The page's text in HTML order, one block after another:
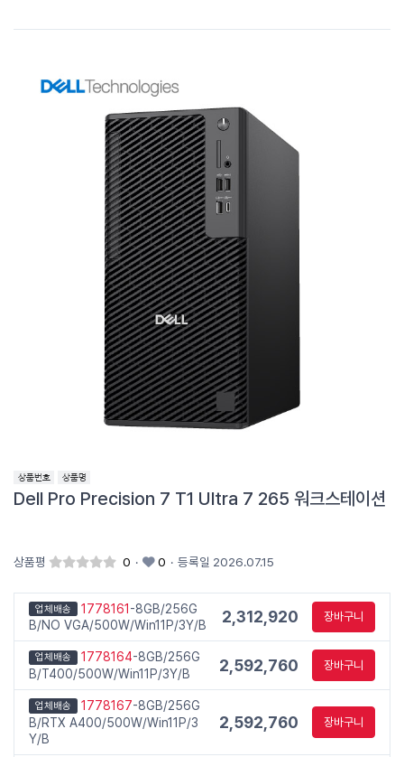
Dell Pro Precision 7 T1 Ultra 7 265 워크스테이션
상품평 0 · 0 · 등록일 2026.07.15
업체배송 1778161-8GB/256G
B/NO VGA/500W/Win11P/3Y/B
2,312,920 장바구니
업체배송 1778164-8GB/256G
B/T400/500W/Win11P/3Y/B
2,592,760 장바구니
업체배송 1778167-8GB/256G
B/RTX A400/500W/Win11P/3
Y/B
2,592,760 장바구니